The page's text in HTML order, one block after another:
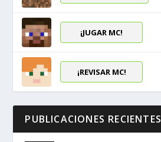
¡JUGAR MC!
¡REVISAR MC!
PUBLICACIONES RECIENTES